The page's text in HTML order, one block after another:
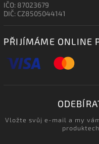
IČO: 87023679
DIČ: CZ8505044141
PŘIJÍMÁME ONLINE
Vložte svůj e-mail a my